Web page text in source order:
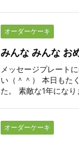
オーダーケーキ
みんな みんな お
メッセージプレート
い（＾＾） 本日もた
た。 素敵な1年になり
オーダーケーキ